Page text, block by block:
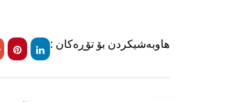
هاوبەشیکردن بۆ تۆڕەکان :